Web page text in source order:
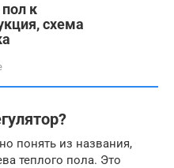
к
схема
понять из названия,
теплого пола. Это